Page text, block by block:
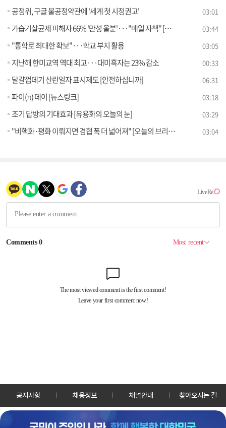
공정위, 구글 불공정약관에 '세계 첫 시정권고' 03:01
가습기살균제 피해자 66% '만성 울분'···"매일 자책" [현장in] 03:44
"통학로 최대한 확보"···학교 부지 활용 03:05
지난해 한미교역 역대 최고···대미흑자는 23% 감소 00:33
달걀껍데기 산란일자 표시제도 [안전하십니까] 06:31
파이(π) 데이 [뉴스링크] 03:18
조기 답방의 기대효과 [유용화의 오늘의 눈] 03:29
"비핵화·평화 이뤄지면 경협 폭 더 넓어져" [오늘의 브리핑] 03:04
공지사항 채용정보 채널안내 찾아오시는 길
30128 세종특별자치시 정부2청사로 13 한국정책방송원 KTV